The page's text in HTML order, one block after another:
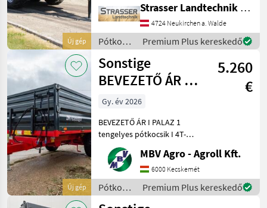
Új gép
doppelter Anzahl an
Versteifungen unten -
Schotterklappe 400mm
(Pendelbordwand oben mit
erhöhtem Dr
Strasser Landtechnik GmbH
4724 Neukirchen a. Walde
Pótkocsik
/
Pühringer
Premium Plus kereskedő
Új gép
Sonstige
BEVEZETŐ ÁR I
PALAZ 1
tengelyes
pótkocsik I 4T-8
5.260
€
Gy. év 2026
BEVEZETŐ ÁR I PALAZ 1
tengelyes pótkocsik I 4T-8T
Ha PALAZ akkor kizárólag
az MBV AGRO! Vásároljon
közvetlenül az importőrtől,
a régió legnagyobb PALAZ
kereskedőitő
MBV Agro - Agroll Kft.
6000 Kecskemét
Pótkocsik
/
Premium Plus kereskedő